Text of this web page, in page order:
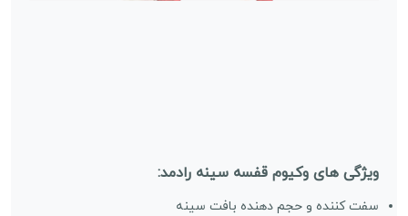
ویژگی های وکیوم قفسه سینه رادمد:
سفت کننده و حجم دهنده بافت سینه